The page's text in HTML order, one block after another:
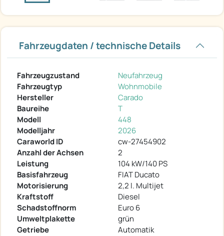
Fahrzeugdaten / technische Details
Fahrzeugzustand
Neufahrzeug
Fahrzeugtyp
Wohnmobile
Hersteller
Carado
Baureihe
T
Modell
448
Modelljahr
2026
Caraworld ID
cw-27454902
Anzahl der Achsen
2
Leistung
104 kW/140 PS
Basisfahrzeug
FIAT Ducato
Motorisierung
2,2 l. Multijet
Kraftstoff
Diesel
Schadstoffnorm
Euro 6
Umweltplakette
grün
Getriebe
Automatik